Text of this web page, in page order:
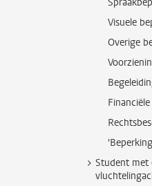
Visuele
Overige
Student met